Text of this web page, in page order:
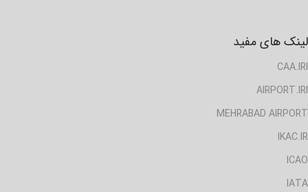
لینک های مفید
CAA.IRI
AIRPORT.IRI
MEHRABAD AIRPORT
IKAC.IR
ICAO
IATA